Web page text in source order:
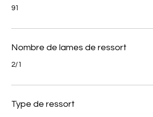
91
Nombre de lames de ressort
2/1
Type de ressort